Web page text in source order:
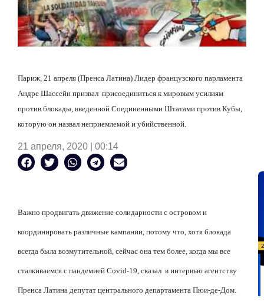
Париж, 21 апреля (Пренса Латина) Лидер французского парламента
Андре Шассейн призвал присоединиться к мировым усилиям
против блокады, введенной Соединенными Штатами против Кубы,
которую он назвал неприемлемой и убийственной.
21 апреля, 2020 | 00:14
Важно продвигать движение солидарности с островом и
координировать различные кампании, потому что, хотя блокада
всегда была возмутительной, сейчас она тем более, когда мы все
сталкиваемся с пандемией Covid-19, сказал в интервью агентству
Пренса Латина депутат центрального департамента Пюи-де-Дом.